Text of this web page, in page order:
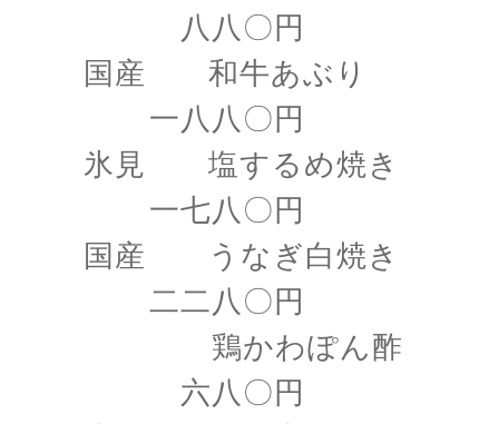
八八〇円
国産 和牛あぶり
一八八〇円
氷見 塩するめ焼き
一七八〇円
国産 うなぎ白焼き
二二八〇円
鶏かわぽん酢
六八〇円